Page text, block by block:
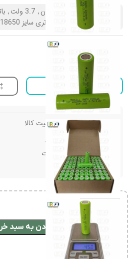
باتریهای لیتیوم یون, 3.7 ولت ,
باتری سایز 18650
افزودن به علاقه مندی
تضمین اصالت و کیفیت کالا
ارسال با پست پیشتاز
تضمین کمترین قیمت
پشتیبانی ۲۴ ساعته
افزودن به سبد